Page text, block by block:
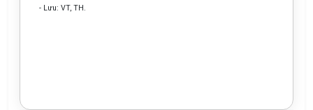
- Lưu: VT, TH.